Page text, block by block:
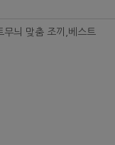
늬 맞춤 조끼,베스트